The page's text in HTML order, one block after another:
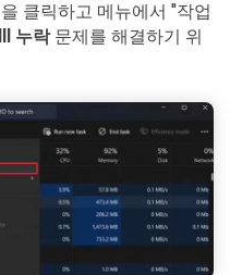
클릭하고 메뉴에서 "작업
누락문제를 해결하기 위